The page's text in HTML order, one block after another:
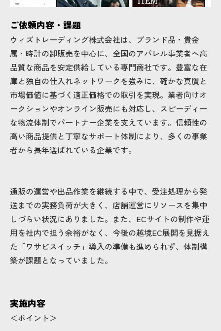
ご依頼内容・課題
ウィズトレーディング株式会社は、ブランド品・貴金
属・時計の卸販売を中心に、全国のアパレル事業者へ高
品質な商品を安定供給している専門商社です。豊富な在
庫と独自の仕入れネットワークを強みに、確かな真贋と
市場価値に基づく適正価格での取引を実現。業者向けオ
ークションやオンライン販売にも対応し、スピーディー
な物流体制でパートナー企業を支えています。信頼性の
高い商品提供と丁寧なサポート体制により、多くの事業
者から長年選ばれている企業です。
通販の運営や出品作業を継続する中で、受注処理から発
送までの実務負荷が大きく、店舗運営にリソースを集中
しづらい状況にありました。また、ECサイトの制作や運
用を社内で担う余裕がなく、今後の越境EC展開を見据え
た「ワサビスイッチ」導入の準備も進められず、体制構
築が課題となっていました。
実施内容
＜ポイント＞